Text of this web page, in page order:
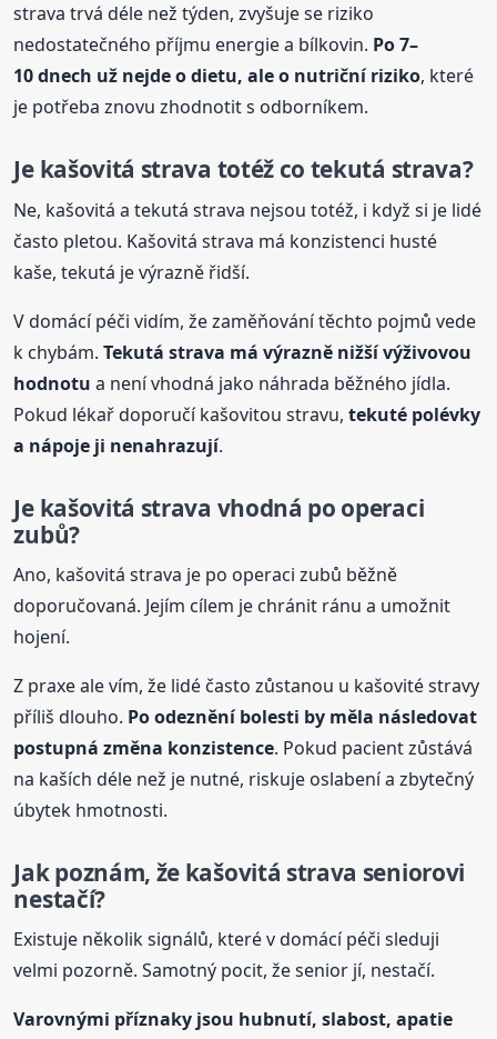
strava trvá déle než týden, zvyšuje se riziko
nedostatečného příjmu energie a bílkovin. Po 7–
10 dnech už nejde o dietu, ale o nutriční riziko, které
je potřeba znovu zhodnotit s odborníkem.
Je kašovitá strava totéž co tekutá strava?
Ne, kašovitá a tekutá strava nejsou totéž, i když si je lidé
často pletou. Kašovitá strava má konzistenci husté
kaše, tekutá je výrazně řidší.
V domácí péči vidím, že zaměňování těchto pojmů vede
k chybám.Tekutá strava má výrazně nižší výživovou
hodnotu a není vhodná jako náhrada běžného jídla.
Pokud lékař doporučí kašovitou stravu,tekuté polévky
a nápoje ji nenahrazují.
Je kašovitá strava vhodná po operaci
zubů?
Ano, kašovitá strava je po operaci zubů běžně
doporučovaná. Jejím cílem je chránit ránu a umožnit
hojení.
Z praxe ale vím, že lidé často zůstanou u kašovité stravy
příliš dlouho. Po odeznění bolesti by měla následovat
postupná změna konzistence. Pokud pacient zůstává
na kaších déle než je nutné, riskuje oslabení a zbytečný
úbytek hmotnosti.
Jak poznám, že kašovitá strava seniorovi
nestačí?
Existuje několik signálů, které v domácí péči sleduji
velmi pozorně. Samotný pocit, že senior jí, nestačí.
Varovnými příznaky jsou hubnutí, slabost, apatie